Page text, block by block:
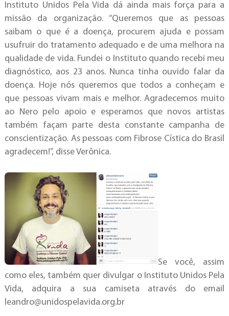
Instituto Unidos Pela Vida dá ainda mais força para a
missão da organização. “Queremos que as pessoas
saibam o que é a doença, procurem ajuda e possam
usufruir do tratamento adequado e de uma melhora na
qualidade de vida. Fundei o Instituto quando recebi meu
diagnóstico, aos 23 anos. Nunca tinha ouvido falar da
doença. Hoje nós queremos que todos a conheçam e
que pessoas vivam mais e melhor. Agradecemos muito
ao Nero pelo apoio e esperamos que novos artistas
também façam parte desta constante campanha de
conscientização. As pessoas com Fibrose Cística do Brasil
agradecem!”, disse Verônica.
Se você, assim
como eles, também quer divulgar o Instituto Unidos Pela
Vida, adquira a sua camiseta através do email
leandro@unidospelavida.org.br